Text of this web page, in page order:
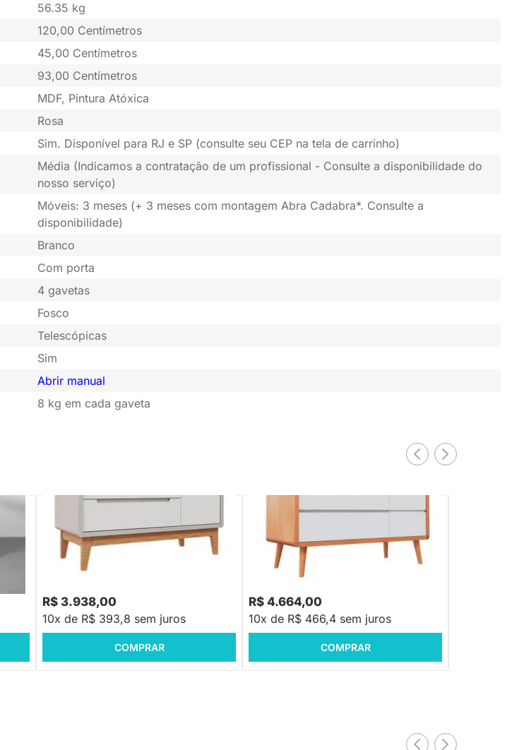
56.35 kg
120,00 Centímetros
45,00 Centímetros
93,00 Centímetros
MDF, Pintura Atóxica
Rosa
Sim. Disponível para RJ e SP (consulte seu CEP na tela de carrinho)
Média (Indicamos a contratação de um profissional - Consulte a disponibilidade do
nosso serviço)
Móveis: 3 meses (+ 3 meses com montagem Abra Cadabra*. Consulte a
disponibilidade)
Branco
Com porta
4 gavetas
Fosco
Telescópicas
Sim
Abrir manual
8 kg em cada gaveta
com Pés Jequitibá
R$ 3.938,00
10x de R$ 393,8 sem juros
COMPRAR
Madeira com Branco
R$ 4.664,00
10x de R$ 466,4 sem juros
COMPRAR